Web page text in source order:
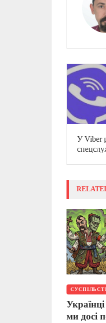
У Viber
ми досі